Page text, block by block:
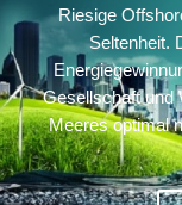
Riesige
Seltenheit.
Gesellschaft und
Meeres optimal